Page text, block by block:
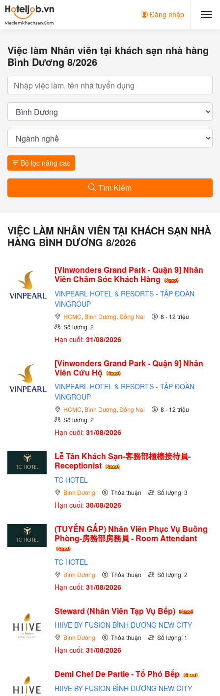
Đăng nhập
Việc làm Nhân viên tại khách sạn nhà hàng
Bình Dương 8/2026
Bộ lọc nâng cao
Tìm Kiếm
VIỆC LÀM NHÂN VIÊN TẠI KHÁCH SẠN NHÀ
HÀNG BÌNH DƯƠNG 8/2026
[Vinwonders Grand Park - Quận 9] Nhân
Viên Chăm Sóc Khách Hàng
VINPEARL HOTEL & RESORTS - TẬP ĐOÀN
VINGROUP
HCMC, Bình Dương, Đồng Nai
8 - 12 triệu
Số lượng: 2
Hạn cuối: 31/08/2026
[Vinwonders Grand Park - Quận 9] Nhân
Viên Cứu Hộ
VINPEARL HOTEL & RESORTS - TẬP ĐOÀN
VINGROUP
HCMC, Bình Dương, Đồng Nai
8 - 12 triệu
Số lượng: 2
Hạn cuối: 31/08/2026
Lễ Tân Khách Sạn-客務部櫃檯接待員-
Receptionist
TC HOTEL
Bình Dương Thỏa thuận Số lượng: 3
Hạn cuối: 30/08/2026
(TUYỂN GẤP) Nhân Viên Phục Vụ Buồng
Phòng-房務部房務員 - Room Attendant
TC HOTEL
Bình Dương Thỏa thuận Số lượng: 2
Hạn cuối: 31/08/2026
Steward (Nhân Viên Tạp Vụ Bếp)
HIIVE BY FUSION BÌNH DƯƠNG NEW CITY
Bình Dương Thỏa thuận Số lượng: 1
Hạn cuối: 31/08/2026
Demi Chef De Partie - Tổ Phó Bếp
HIIVE BY FUSION BÌNH DƯƠNG NEW CITY